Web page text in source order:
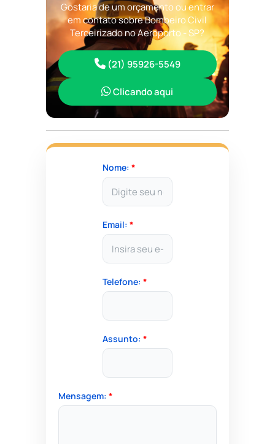
Gostaria de um orçamento ou entrar
em contato sobre Bombeiro Civil
Terceirizado no Aeroporto - SP?
(21) 95926-5549
Clicando aqui
Nome: *
Email: *
Telefone: *
Assunto: *
Mensagem: *